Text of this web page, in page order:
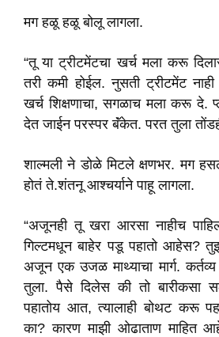
मग हळू हळू बोलू लागला.
“तू या ट्रीटमेंटचा खर्च मला करू
तरी कमी होईल. नुसती ट्रीटमेंट
खर्च शिक्षणाचा, सगळाच मला करू दे.
देत जाईन परस्पर बॅंकेत. परत तुला
शाल्मली ने डोळे मिटले क्षणभर. मग
होतं ते.शंतनू आश्चर्याने पाहू लागला.
“अजूनही तू खरा आरसा नाहीच
गिल्टमधून बाहेर पडू पहातो आहेस?
अजून एक उजळ माथ्याचा मार्ग.
तुला. पैसे दिलेस की तो बारीकसा
पहातोय आत, त्यालाही बोथट करू
का? कारण माझी ओढाताण माहित